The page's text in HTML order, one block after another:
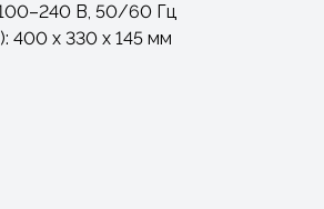
B, 50/60 Гц
400 х 330 х 145 мм